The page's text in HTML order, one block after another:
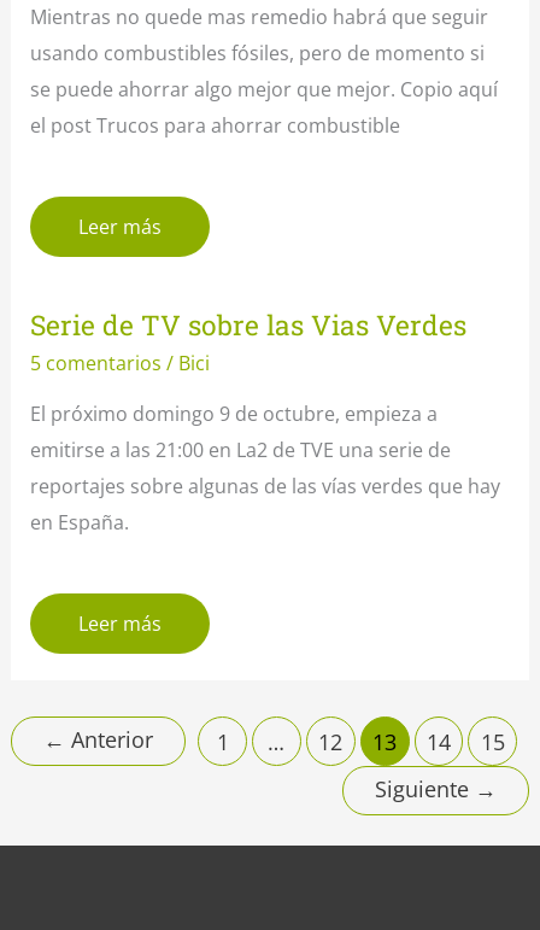
Mientras no quede mas remedio habrá que seguir
usando combustibles fósiles, pero de momento si
se puede ahorrar algo mejor que mejor. Copio aquí
el post Trucos para ahorrar combustible
Leer más
Serie de TV sobre las Vias Verdes
5 comentarios / Bici
El próximo domingo 9 de octubre, empieza a
emitirse a las 21:00 en La2 de TVE una serie de
reportajes sobre algunas de las vías verdes que hay
en España.
Leer más
← Anterior 1 … 12 13 14
15
Siguiente →